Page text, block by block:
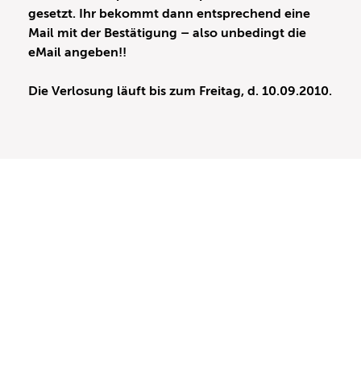
gesetzt. Ihr bekommt dann entsprechend eine
Mail mit der Bestätigung – also unbedingt die
eMail angeben!!
Die Verlosung läuft bis zum Freitag, d. 10.09.2010.